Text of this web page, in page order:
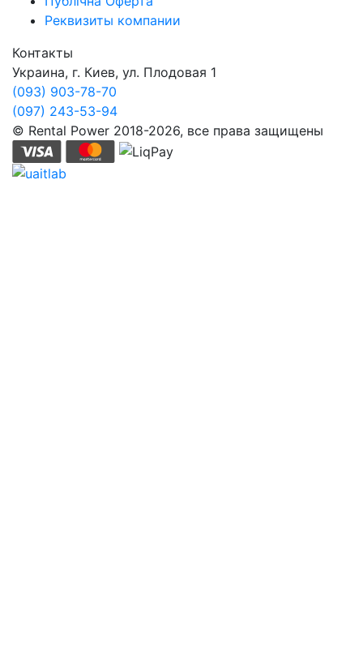
Реквизиты компании
Контакты
Украина, г. Киев, ул. Плодовая 1
(093) 903-78-70
(097) 243-53-94
© Rental Power 2018-2026, все права защищены